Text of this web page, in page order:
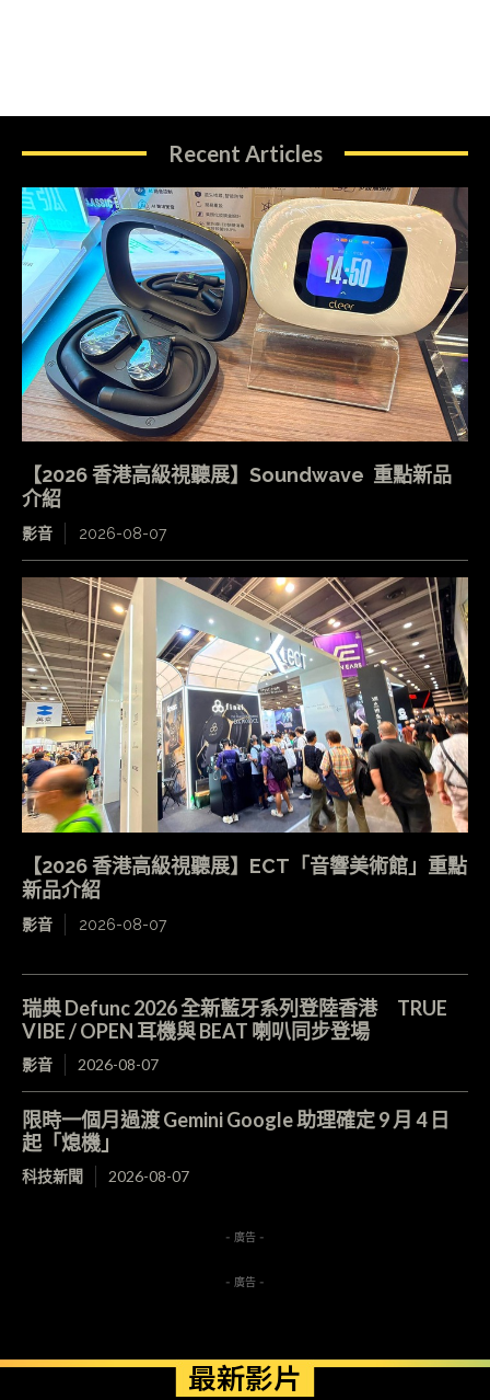
Recent Articles
【2026 香港高級視聽展】Soundwave 重點新品
介紹
影音 2026-08-07
【2026 香港高級視聽展】ECT「音響美術館」重點
新品介紹
影音 2026-08-07
瑞典 Defunc 2026 全新藍牙系列登陸香港 TRUE
VIBE / OPEN 耳機與 BEAT 喇叭同步登場
影音 2026-08-07
限時一個月過渡 Gemini Google 助理確定 9 月 4 日
起「熄機」
科技新聞 2026-08-07
- 廣告 -
- 廣告 -
最新影片